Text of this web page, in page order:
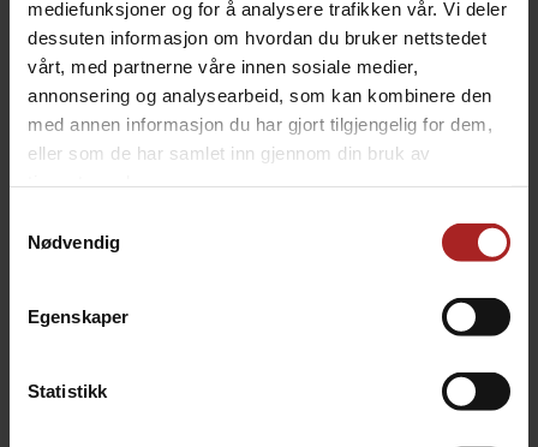
mediefunksjoner og for å analysere trafikken vår. Vi deler
dessuten informasjon om hvordan du bruker nettstedet
vårt, med partnerne våre innen sosiale medier,
annonsering og analysearbeid, som kan kombinere den
med annen informasjon du har gjort tilgjengelig for dem,
eller som de har samlet inn gjennom din bruk av
Nødvendig
Egenskaper
Statistikk
Cam Lock type A male x 1/2" female
1/2" - rustfritt stål
119,-
Pumpehus av rustfritt stål
med 1/2" BSP inn og utgang
499,-